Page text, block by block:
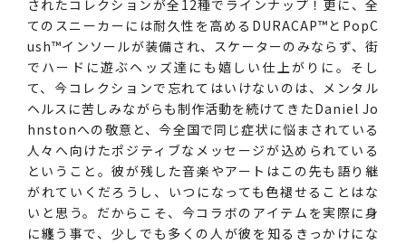
されたコレクションが全12種でラインナップ！更に、全
てのスニーカーには耐久性を高めるDURACAP™とPopC
ush™インソールが装備され、スケーターのみならず、街
でハードに遊ぶヘッズ達にも嬉しい仕上がりに。そし
て、今コレクションで忘れてはいけないのは、メンタル
ヘルスに苦しみながらも制作活動を続けてきたDaniel Jo
hnstonへの敬意と、今全国で同じ症状に悩まされている
人々へ向けたポジティブなメッセージが込められている
ということ。彼が残した音楽やアートはこの先も語り継
がれていくだろうし、いつになっても色褪せることはな
いと思う。だからこそ、今コラボのアイテムを実際に身
に纏う事で、少しでも多くの人が彼を知るきっかけにな